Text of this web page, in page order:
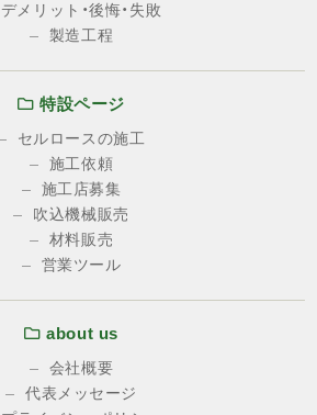
デメリット・後悔・失敗
製造工程
特設ページ
セルロースの施工
施工依頼
施工店募集
吹込機械販売
材料販売
営業ツール
about us
会社概要
代表メッセージ